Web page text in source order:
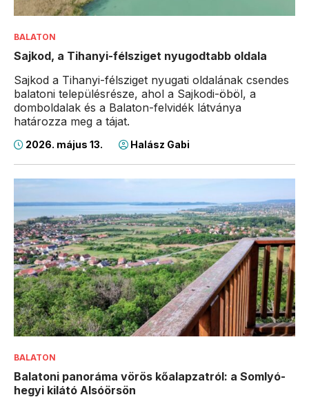
BALATON
Sajkod, a Tihanyi-félsziget nyugodtabb oldala
Sajkod a Tihanyi-félsziget nyugati oldalának csendes
balatoni településrésze, ahol a Sajkodi-öböl, a
domboldalak és a Balaton-felvidék látványa
határozza meg a tájat.
2026. május 13. Halász Gabi
BALATON
Balatoni panoráma vörös kőalapzatról: a Somlyó-
hegyi kilátó Alsóörsön